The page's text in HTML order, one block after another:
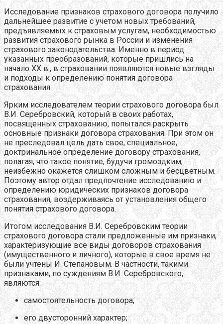
Исследование признаков страхового договора получило
дальнейшее развитие с учетом новых требований,
предъявляемых к страховым услугам, необходимостью
развития страхового рынка в России и изменения
страхового законодательства. Именно в период
указанных преобразований, которые пришлись на
начало XX в., в страховании появляются новые взгляды
и подходы к определению понятия договора
страхования.
Ярким исследователем теории страхового договора был
В.И. Серебровский, который в своих работах,
посвященных страхованию, попытался раскрыть
основные признаки договора страхования. При этом он
не преследовал цель дать свое, специальное,
доктринальное определение договору страхования,
полагая, что такое понятие, будучи громоздким,
неизбежно окажется слишком сложным и бесцветным.
Поэтому автор отдал предпочтение исследованию и
определению юридических признаков договора
страхования, воздерживаясь от установления общего
понятия страхового договора.
Итогом исследования В.И. Серебровским теории
страхового договора стали предложенные им признаки,
характеризующие все виды договоров страхования
(имущественного и личного), которые в свое время не
были учтены И. Степановым. В частности, такими
признаками, по суждениям В.И. Серебровского,
являются:
самостоятельность договора;
его двусторонний характер;